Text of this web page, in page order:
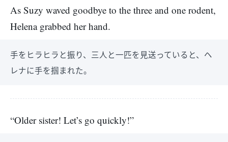
As Suzy waved goodbye to the three and one rodent,
Helena grabbed her hand.
手をヒラヒラと振り、三人と一匹を見送っていると、ヘ
レナに手を掴まれた。
“Older sister! Let’s go quickly!”